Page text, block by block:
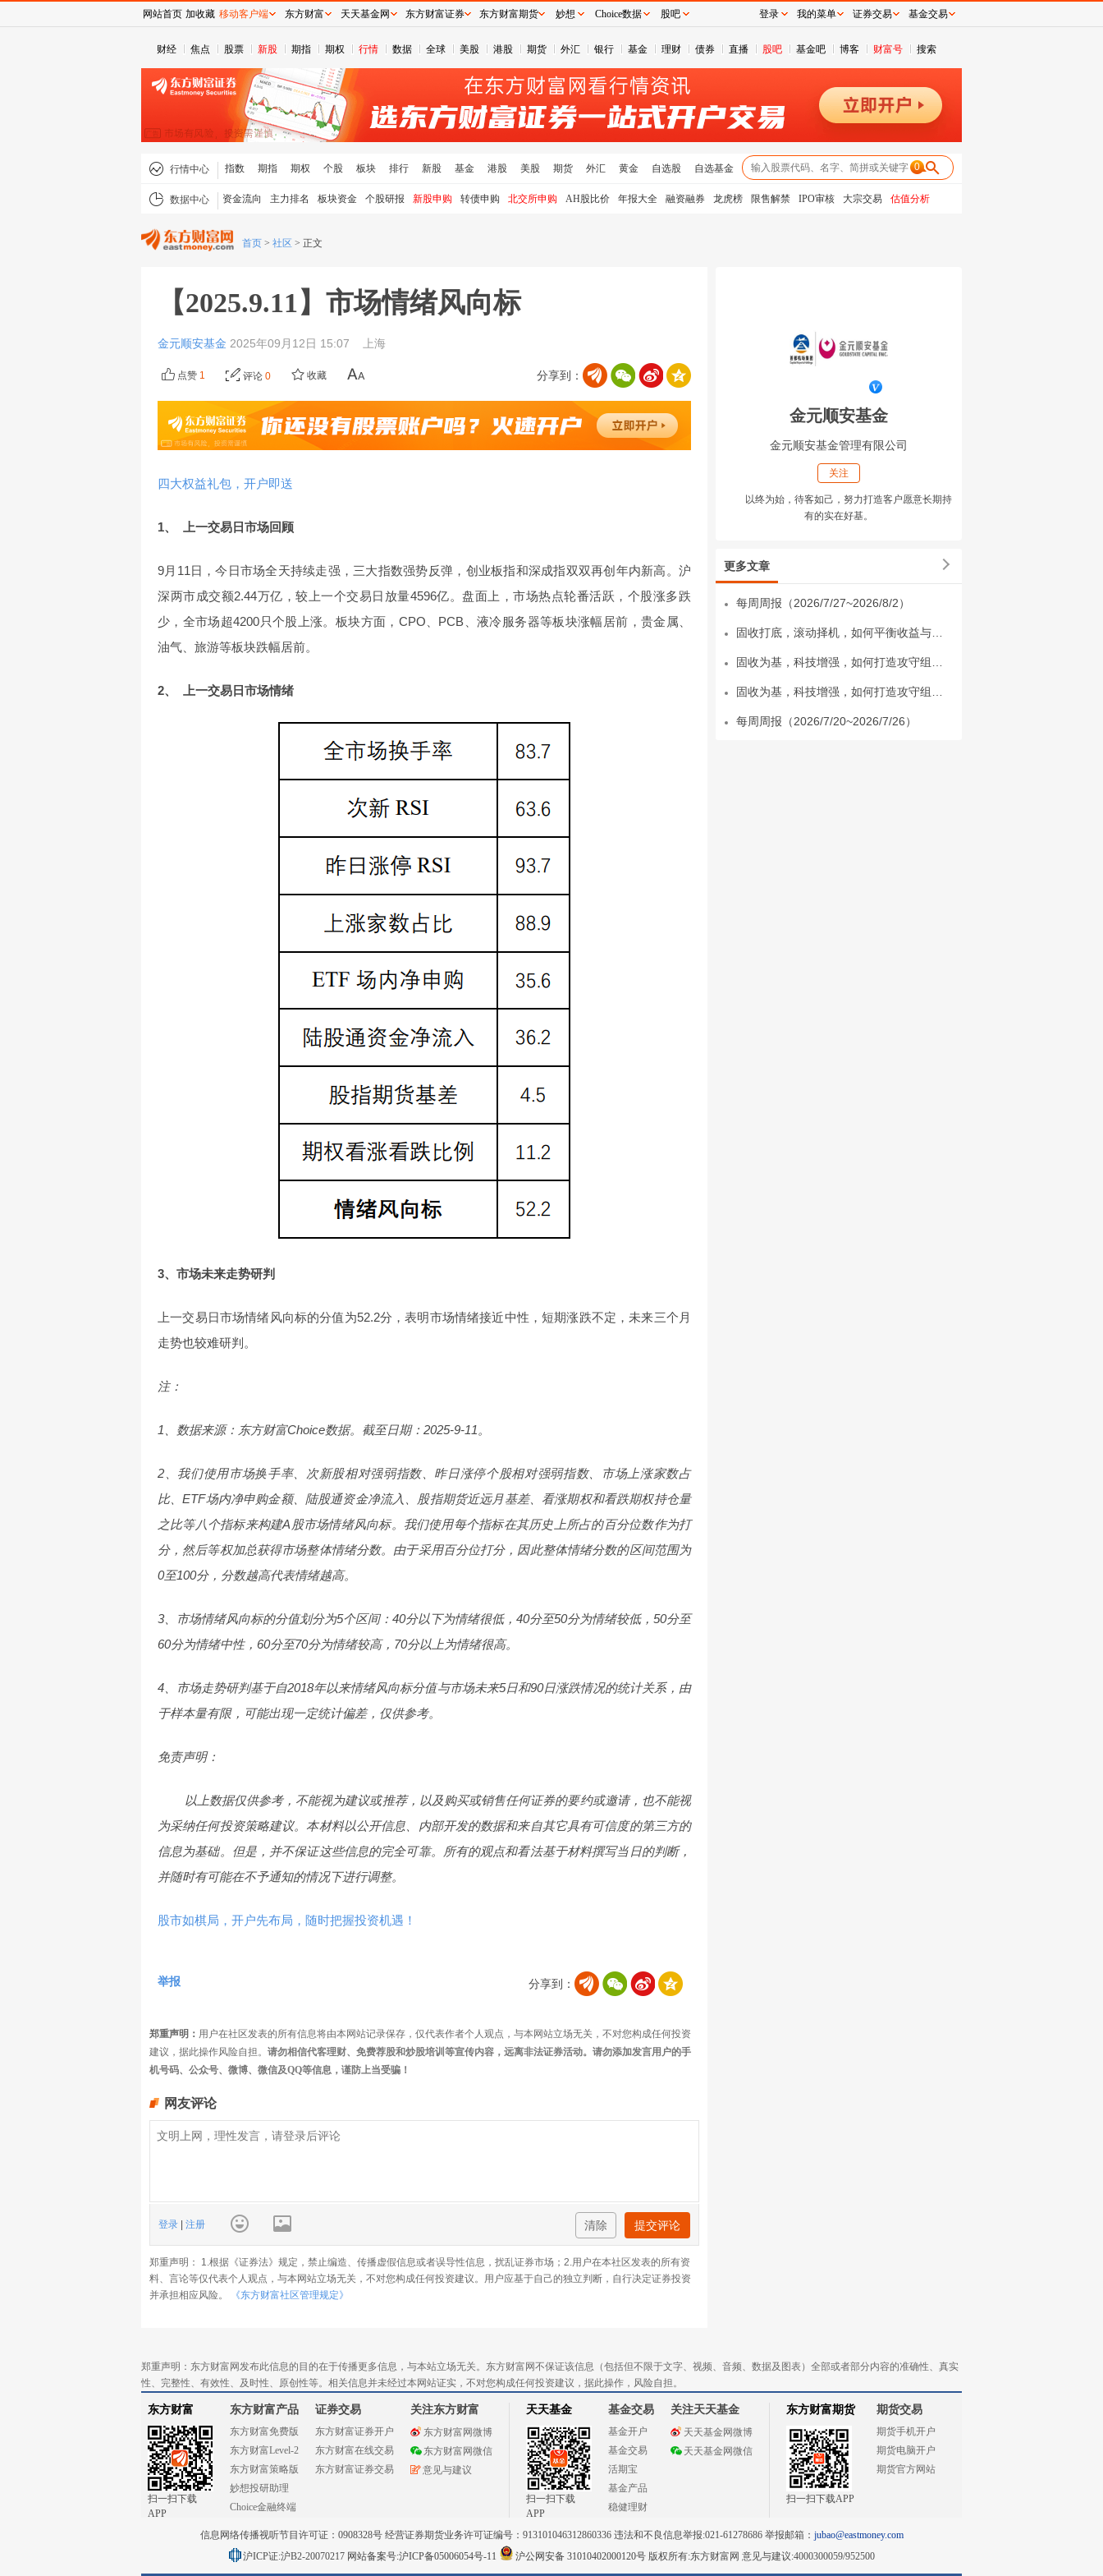
财经 焦点 股票 新股 期指 期权 行情 数据 全球 美股 港股 期货 外汇 银行 基金 理财 债券 直播 股吧 基金吧 博客 财富号 搜索
行情中心 指数 期指 期权 个股 板块 排行 新股 基金 港股 美股 期货 外汇 黄金 自选股 自选基金 0
数据中心 资金流向 主力排名 板块资金 个股研报 新股申购 转债申购 北交所申购 AH股比价 年报大全 融资融券 龙虎榜 限售解禁 IPO审核 大宗交易 估值分析
首页 > 社区 > 正文
【2025.9.11】市场情绪风向标
金元顺安基金 2025年09月12日 15:07 上海
分享到：
点赞 1 评论 0 收藏
四大权益礼包，开户即送
1、 上一交易日市场回顾
9月11日，今日市场全天持续走强，三大指数强势反弹，创业板指和深成指双双再创年内新高。沪
深两市成交额2.44万亿，较上一个交易日放量4596亿。盘面上，市场热点轮番活跃，个股涨多跌
少，全市场超4200只个股上涨。板块方面，CPO、PCB、液冷服务器等板块涨幅居前，贵金属、
油气、旅游等板块跌幅居前。
2、 上一交易日市场情绪
3、市场未来走势研判
上一交易日市场情绪风向标的分值为52.2分，表明市场情绪接近中性，短期涨跌不定，未来三个月
走势也较难研判。
注：
1、数据来源：东方财富Choice数据。截至日期：2025-9-11。
2、我们使用市场换手率、次新股相对强弱指数、昨日涨停个股相对强弱指数、市场上涨家数占
比、ETF场内净申购金额、陆股通资金净流入、股指期货近远月基差、看涨期权和看跌期权持仓量
之比等八个指标来构建A股市场情绪风向标。我们使用每个指标在其历史上所占的百分位数作为打
分，然后等权加总获得市场整体情绪分数。由于采用百分位打分，因此整体情绪分数的区间范围为
0至100分，分数越高代表情绪越高。
3、市场情绪风向标的分值划分为5个区间：40分以下为情绪很低，40分至50分为情绪较低，50分至
60分为情绪中性，60分至70分为情绪较高，70分以上为情绪很高。
4、市场走势研判基于自2018年以来情绪风向标分值与市场未来5日和90日涨跌情况的统计关系，由
于样本量有限，可能出现一定统计偏差，仅供参考。
免责声明：
以上数据仅供参考，不能视为建议或推荐，以及购买或销售任何证券的要约或邀请，也不能视
为采纳任何投资策略建议。本材料以公开信息、内部开发的数据和来自其它具有可信度的第三方的
信息为基础。但是，并不保证这些信息的完全可靠。所有的观点和看法基于材料撰写当日的判断，
并随时有可能在不予通知的情况下进行调整。
股市如棋局，开户先布局，随时把握投资机遇！
分享到：
举报
郑重声明： 用户在社区发表的所有信息将由本网站记录保存，仅代表作者个人观点，与本网站立场无关，不对您构成任何投资
建议，据此操作风险自担。 请勿相信代客理财、免费荐股和炒股培训等宣传内容，远离非法证券活动。请勿添加发言用户的手
机号码、公众号、微博、微信及QQ等信息，谨防上当受骗！
网友评论
登录 注册 清除 提交评论
郑重声明： 1.根据《证券法》规定，禁止编造、传播虚假信息或者误导性信息，扰乱证券市场；2.用户在本社区发表的所有资
料、言论等仅代表个人观点，与本网站立场无关，不对您构成任何投资建议。用户应基于自己的独立判断，自行决定证券投资
并承担相应风险。
《东方财富社区管理规定》
金元顺安基金
金元顺安基金管理有限公司
关注
以终为始，待客如己，努力打造客户愿意长期持
有的实在好基。
更多文章
每周周报（2026/7/27~2026/8/2）
每周周报（2026/7/20~2026/7/26）
郑重声明：东方财富网发布此信息的目的在于传播更多信息，与本站立场无关。东方财富网不保证该信息（包括但不限于文字、视频、音频、数据及图表）全部或者部分内容的准确性、真实
性、完整性、有效性、及时性、原创性等。相关信息并未经过本网站证实，不对您构成任何投资建议，据此操作，风险自担。
东方财富
扫一扫下载
APP
东方财富产品
东方财富免费版
东方财富Level-2
东方财富策略版
妙想投研助理
Choice金融终端
证券交易
东方财富证券开户
东方财富在线交易
东方财富证券交易
关注东方财富
东方财富网微博
东方财富网微信
意见与建议
天天基金
扫一扫下载
APP
基金交易
基金开户
基金交易
活期宝
基金产品
稳健理财
关注天天基金
天天基金网微博
天天基金网微信
东方财富期货
扫一扫下载APP
期货交易
期货手机开户
期货电脑开户
期货官方网站
信息网络传播视听节目许可证：0908328号 经营证券期货业务许可证编号：913101046312860336 违法和不良信息举报:021-61278686 举报邮箱： jubao@eastmoney.com
沪ICP证:沪B2-20070217 网站备案号:沪ICP备05006054号-11 沪公网安备 31010402000120号版权所有:东方财富网 意见与建议:4000300059/952500
网站首页 加收藏 移动客户端 东方财富 天天基金网 东方财富证券 东方财富期货 妙想 Choice数据 股吧 登录 我的菜单 证券交易 基金交易